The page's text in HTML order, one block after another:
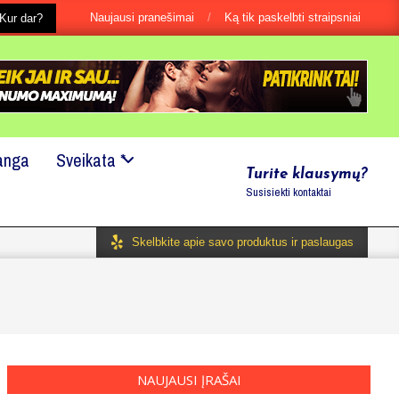
net jei tai būtu ir labai maža smulkmena? Mes mielai
Kur dar? Naujausi pranešimai Ką tik paskelbti straipsniai
Sveikata *
Turite klausymų?
Susisiekti kontaktai
Skelbkite apie savo produktus ir paslaugas
NAUJAUSI ĮRAŠAI